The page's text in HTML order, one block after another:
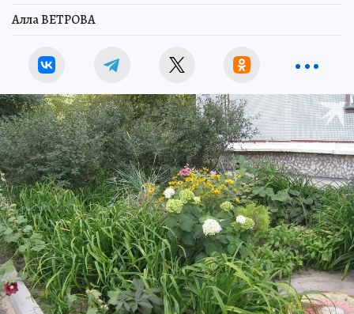
Алла ВЕТРОВА